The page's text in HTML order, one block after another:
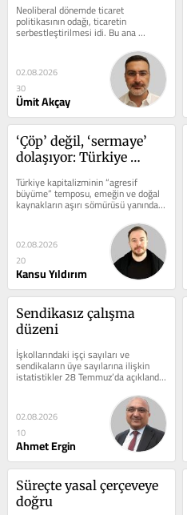
Neoliberal dönemde ticaret
politikasının odağı, ticaretin
serbestleştirilmesi idi. Bu ana
paradigma içinde ticaret politikası
02.08.2026
30
Ümit Akçay
‘Çöp’ değil, ‘sermaye’
dolaşıyor: Türkiye
büyük atık ithalatçısı
oldu?
Türkiye kapitalizminin “agresif
büyüme” temposu, emeğin ve doğal
kaynakların aşırı sömürüsü yanında,
giderek artan biçimde atık...
02.08.2026
20
Kansu Yıldırım
Sendikasız çalışma
düzeni
İşkollarındaki işçi sayıları ve
sendikaların üye sayılarına ilişkin
istatistikler 28 Temmuz’da açıklandı.
02.08.2026
10
Ahmet Ergin
Süreçte yasal çerçeveye
doğru